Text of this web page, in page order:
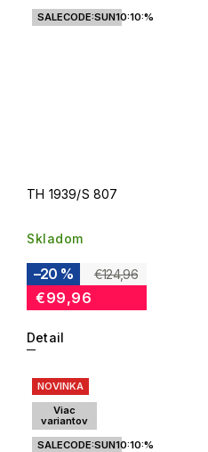
SALECODE:SUN10:10:%
TH 1939/S 807
Skladom
€124,96
–20 %
€99,96
Detail
NOVINKA
Viac
variantov
SALECODE:SUN10:10:%